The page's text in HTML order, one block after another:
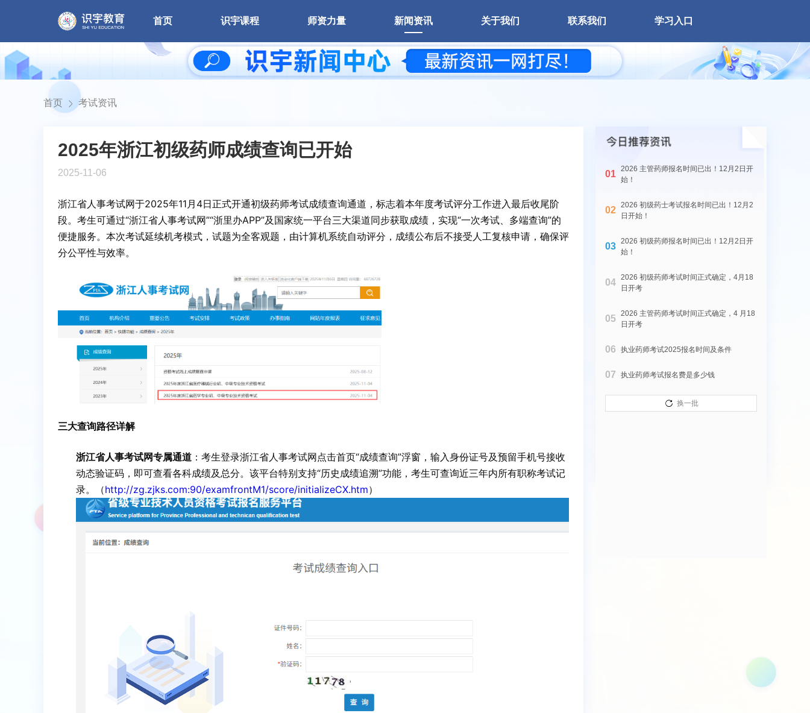
首页 识宇课程
师
卫
生
师
识宇教育app下载
师资力量 新闻资讯 关于我们 联系我们 学习入口
现在
首页 考试资讯
2025年浙江初级药师成绩查询已开始
2025-11-06
浙江省人事考试网于2025年11月4日正式开通初级药师考试成绩查询通道，标志着本年度考试评分工作进入最后收尾阶
段。考生可通过“浙江省人事考试网”“浙里办APP”及国家统一平台三大渠道同步获取成绩，实现“一次考试、多端查询”的
便捷服务。本次考试延续机考模式，试题为全客观题，由计算机系统自动评分，成绩公布后不接受人工复核申请，确保评
分公平性与效率。
三大查询路径详解
浙江省人事考试网专属通道 ：考生登录浙江省人事考试网点击首页“成绩查询”浮窗，输入身份证号及预留手机号接收
动态验证码，即可查看各科成绩及总分。该平台特别支持“历史成绩追溯”功能，考生可查询近三年内所有职称考试记
录。（http://zg.zjks.com:90/examfrontM1/score/initializeCX.htm）
01 2026 主管药师报名时间已出！12月2日开
始！
02 2026 初级药士考试报名时间已出！12月2
日开始！
03 2026 初级药师报名时间已出！12月2日开
始！
04 2026 初级药师考试时间正式确定，4月18
日开考
05 2026 主管药师考试时间正式确定，4 月18
日开考
06 执业药师考试2025报名时间及条件
07 执业药师考试报名费是多少钱
换一批